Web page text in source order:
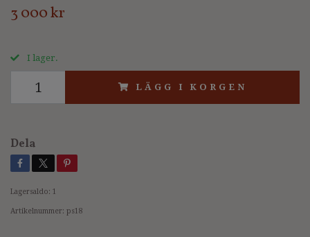
3 000 kr
I lager.
LÄGG I KORGEN
Dela
Lagersaldo: 1
Artikelnummer: ps18